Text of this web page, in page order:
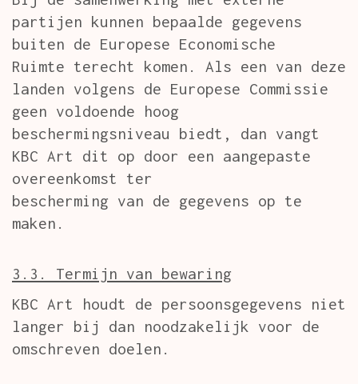
partijen kunnen bepaalde gegevens
buiten de Europese Economische
Ruimte terecht komen. Als een van deze
landen volgens de Europese Commissie
geen voldoende hoog
beschermingsniveau biedt, dan vangt
KBC Art dit op door een aangepaste
overeenkomst ter
bescherming van de gegevens op te
maken.
3.3. Termijn van bewaring
KBC Art houdt de persoonsgegevens niet
langer bij dan noodzakelijk voor de
omschreven doelen.